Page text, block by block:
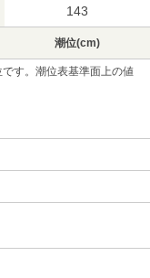
143
潮位(cm)
す。潮位表基準面上の値